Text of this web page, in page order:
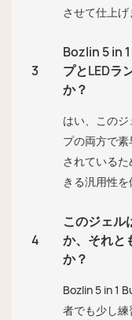
させて仕上げ
3
Bozlin 5 in
プとLEDラ
か？
はい、この
プの両方で
されている
きる汎用性を
4
このジェル
か、それと
か？
Bozlin 5 in 1
者でも少し練